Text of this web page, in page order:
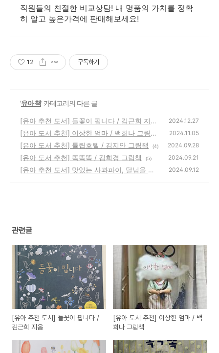
직원들의 친절한 비교상담! 내 명품의 가치를 정확
히 알고 높은가격에 판매해보세요!
12 구독하기
'유아 책' 카테고리의 다른 글
[유아 추천 도서] 들꽃이 핍니다 / 김근희 지음
(3)
2024.12.27
[유아 도서 추천] 이상한 엄마 / 백희나 그림책
(2)
2024.11.05
[유아 도서 추천] 튤립호텔 / 김지안 그림책 (4) 2024.09.28
[유아 도서 추천] 똑똑똑 / 김희경 그림책 (5) 2024.09.21
[유아 추천 도서] 맛있는 사과파이, 달님을 만
2024.09.12
관련글
[유아 추천 도서] 들꽃이 핍니다 /
김근희 지음
[유아 도서 추천] 이상한 엄마 / 백
희나 그림책